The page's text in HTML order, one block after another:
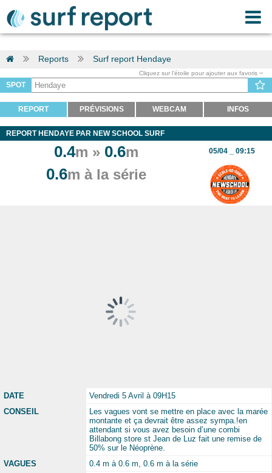
Reports Surf report Hendaye
Cliquez sur l'étoile pour ajouter aux favoris
SPOT
REPORT PRÉVISIONS WEBCAM INFOS
REPORT HENDAYE PAR NEW SCHOOL SURF
0.4m » 0.6m
0.6m à la série
05/04 _ 09:15
DATE
Vendredi 5 Avril à 09H15
CONSEIL
Les vagues vont se mettre en place avec la marée
montante et ça devrait être assez sympa.!en
attendant si vous avez besoin d’une combi
Billabong store st Jean de Luz fait une remise de
50% sur le Néoprène.
VAGUES
0.4 m à 0.6 m, 0.6 m à la série